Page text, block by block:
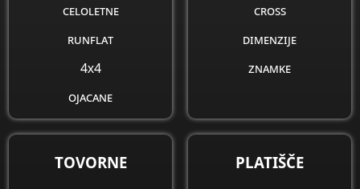
celoletne
runflat
4x4
ojacane
obnovljene
dimenzije
cross
dimenzije
znamke
TOVORNE PLATIŠČE